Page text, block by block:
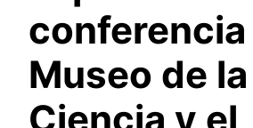
conferencia
Museo de la
Ciencia y el